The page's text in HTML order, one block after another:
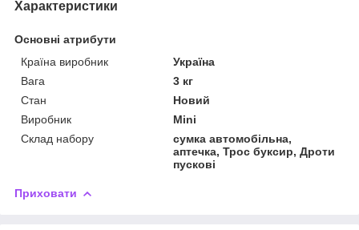
Характеристики
Основні атрибути
Країна виробник
Україна
Вага
3 кг
Стан
Новий
Виробник
Mini
Склад набору
сумка автомобільна,
аптечка, Трос буксир, Дроти
пускові
Приховати